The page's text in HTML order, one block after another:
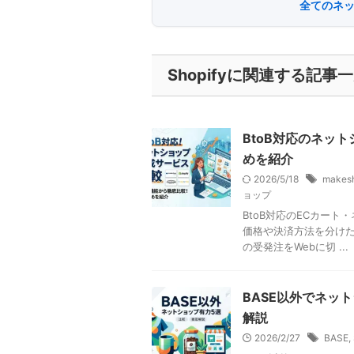
全てのネ
Shopifyに関連する記事
BtoB対応のネット
めを紹介
2026/5/18
ョップ
BtoB対応のECカート
価格や決済方法を分け
の受発注をWebに切 ...
BASE以外でネッ
解説
2026/2/27 BASE,